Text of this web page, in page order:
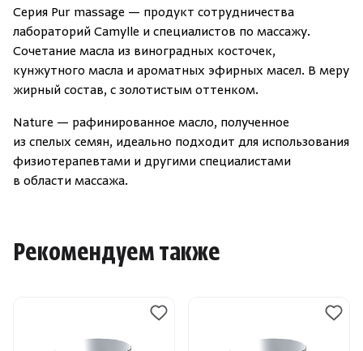
Серия Pur massage — продукт сотрудничества
лабораторий Camylle и специалистов по массажу.
Сочетание масла из виноградных косточек,
кунжутного масла и ароматных эфирных масел. В меру
жирный состав, с золотистым оттенком.
Nature — рафинированное масло, полученное
из спелых семян, идеально подходит для использования
физиотерапевтами и другими специалистами
в области массажа.
Рекомендуем также